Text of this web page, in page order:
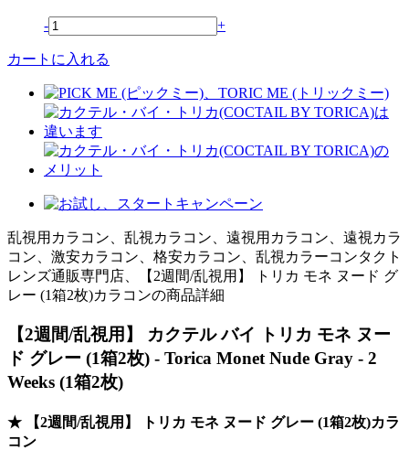
- +
カートに入れる
乱視用カラコン、乱視カラコン、遠視用カラコン、遠視カラ
コン、激安カラコン、格安カラコン、乱視カラーコンタクト
レンズ通販専門店、【2週間/乱視用】 トリカ モネ ヌード グ
レー (1箱2枚)カラコンの商品詳細
【2週間/乱視用】 カクテル バイ トリカ モネ ヌー
ド グレー (1箱2枚) - Torica Monet Nude Gray - 2
Weeks (1箱2枚)
★ 【2週間/乱視用】 トリカ モネ ヌード グレー (1箱2枚)カラ
コン